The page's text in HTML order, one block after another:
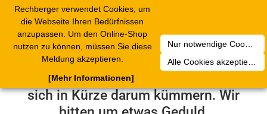
Rechberger verwendet Cookies, um
die Webseite Ihren Bedürfnissen
anzupassen. Um den Online-Shop
nutzen zu können, müssen Sie diese
Meldung akzeptieren.
Nur notwendige Cookies akzeptieren
Alle Cookies akzeptieren
[Mehr Informationen]
Leider ist ein technischer Fehler
aufgetreten. Unser Service-Team wird
sich in Kürze darum kümmern. Wir